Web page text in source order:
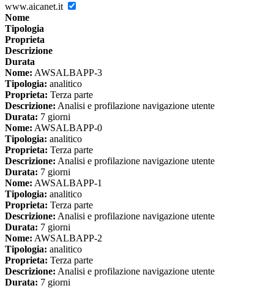
www.aicanet.it
Nome
Tipologia
Proprieta
Descrizione
Durata
Nome: AWSALBAPP-3
Tipologia: analitico
Proprieta: Terza parte
Descrizione: Analisi e profilazione navigazione utente
Durata: 7 giorni
Nome: AWSALBAPP-0
Tipologia: analitico
Proprieta: Terza parte
Descrizione: Analisi e profilazione navigazione utente
Durata: 7 giorni
Nome: AWSALBAPP-1
Tipologia: analitico
Proprieta: Terza parte
Descrizione: Analisi e profilazione navigazione utente
Durata: 7 giorni
Nome: AWSALBAPP-2
Tipologia: analitico
Proprieta: Terza parte
Descrizione: Analisi e profilazione navigazione utente
Durata: 7 giorni